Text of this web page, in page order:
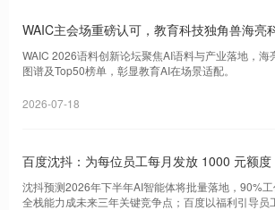
WAIC主会场重磅认可，教育科技独角兽海亮
WAIC 2026语料创新论坛聚焦AI语料与产业落地，海
图谱及Top50榜单，彰显教育AI在场景适配。
2026-07-18
百度沈抖：为每位员工每月发放 1000 元额
模型产品
沈抖预测2026年下半年AI智能体将批量落地，90%工
全栈能力成未来三年关键竞争点；百度以福利引导员